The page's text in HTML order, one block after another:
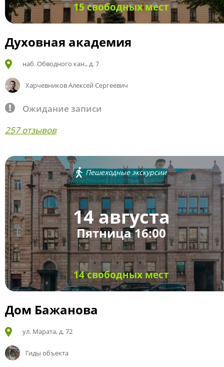
15 свободных мест
Духовная академия
наб. Обводного кан., д. 7
Харчевников Алексей Сергеевич
Ожидание записи
257 отзывов
Пешеходные экскурсии
14 августа
Пятница 16:00
14 свободных мест
Дом Бажанова
ул. Марата, д. 72
Гиды объекта